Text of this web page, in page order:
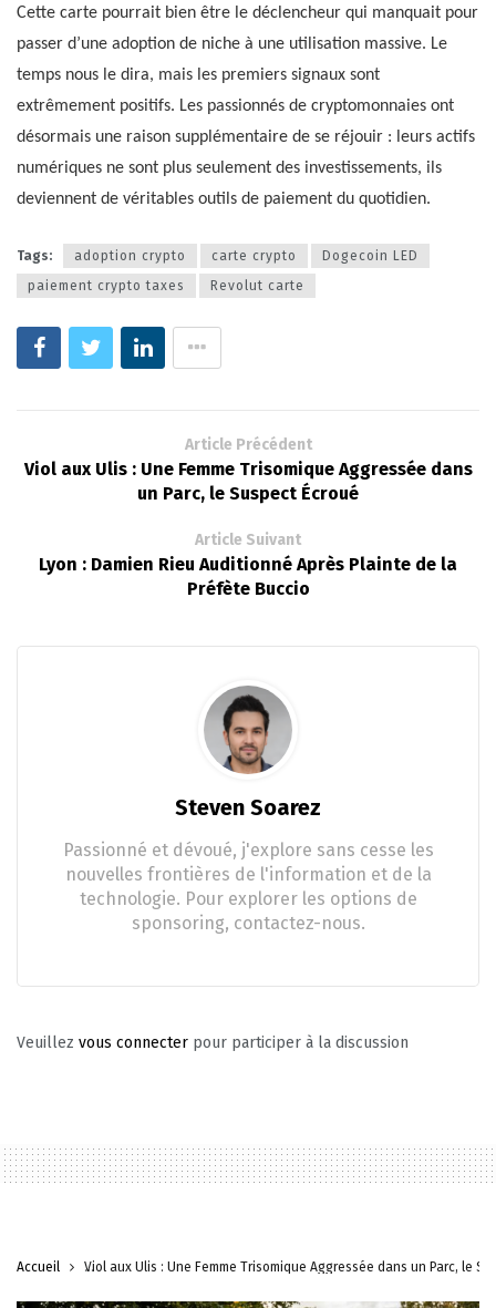
Cette carte pourrait bien être le déclencheur qui manquait pour
passer d’une adoption de niche à une utilisation massive. Le
temps nous le dira, mais les premiers signaux sont
extrêmement positifs. Les passionnés de cryptomonnaies ont
désormais une raison supplémentaire de se réjouir : leurs actifs
numériques ne sont plus seulement des investissements, ils
deviennent de véritables outils de paiement du quotidien.
Tags: adoption crypto carte crypto
Dogecoin LED
paiement crypto taxes
Revolut carte
Article Précédent
Viol aux Ulis : Une Femme Trisomique Aggressée dans
un Parc, le Suspect Écroué
Article Suivant
Lyon : Damien Rieu Auditionné Après Plainte de la
Préfète Buccio
Steven Soarez
Passionné et dévoué, j'explore sans cesse les
nouvelles frontières de l'information et de la
technologie. Pour explorer les options de
sponsoring, contactez-nous.
Veuillez vous connecter pour participer à la discussion
Accueil Viol aux Ulis : Une Femme Trisomique Aggressée dans un Parc, le